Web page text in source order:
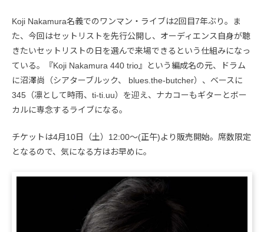
Koji Nakamura名義でのワンマン・ライブは2回目7年ぶり。ま
た、今回はセットリストを先行公開し、オーディエンス自身が聴
きたいセットリストの日を選んで来場できるという仕組みになっ
ている。『Koji Nakamura 440 trio』という編成名の元、ドラム
に沼澤尚（シアターブルック、 blues.the-butcher）、ベースに
345（凛として時雨、ti-ti.uu）を迎え、ナカコーもギターとボー
カルに専念するライブになる。
チケットは4月10日（土）12:00〜(正午)より販売開始。席数限定
となるので、気になる方はお早めに。